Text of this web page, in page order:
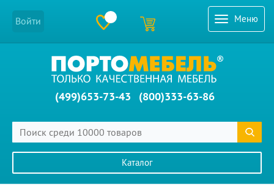
Меню
Войти
(499)653-73-43 (800)333-63-86
Каталог